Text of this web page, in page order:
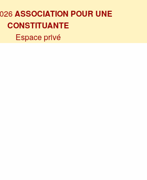
ASSOCIATION POUR UNE
CONSTITUANTE
Espace privé